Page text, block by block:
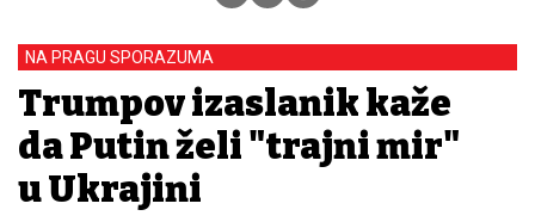
NA PRAGU SPORAZUMA
Trumpov izaslanik kaže
da Putin želi "trajni mir"
u Ukrajini